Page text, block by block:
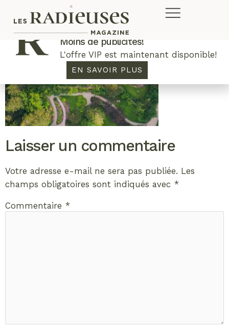
Laisser un commentaire
Votre adresse e-mail ne sera pas publiée. Les
champs obligatoires sont indiqués avec *
Commentaire *
Plus de concours. Plus de rabais.
Moins de publicités!
L'offre VIP est maintenant disponible!
EN SAVOIR PLUS